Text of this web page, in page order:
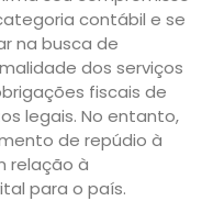
contábil e se
na busca de
dos serviços
fiscais de
legais. No entanto,
de repúdio à
relação à
para o país.